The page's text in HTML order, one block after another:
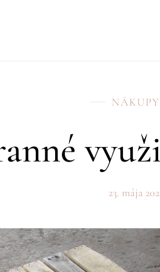
NÁKUPY
23. mája